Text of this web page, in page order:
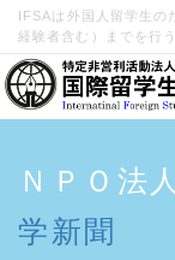
IFSAは外国人留学生の
経験者含む）までを行
ＮＰＯ法
学新聞